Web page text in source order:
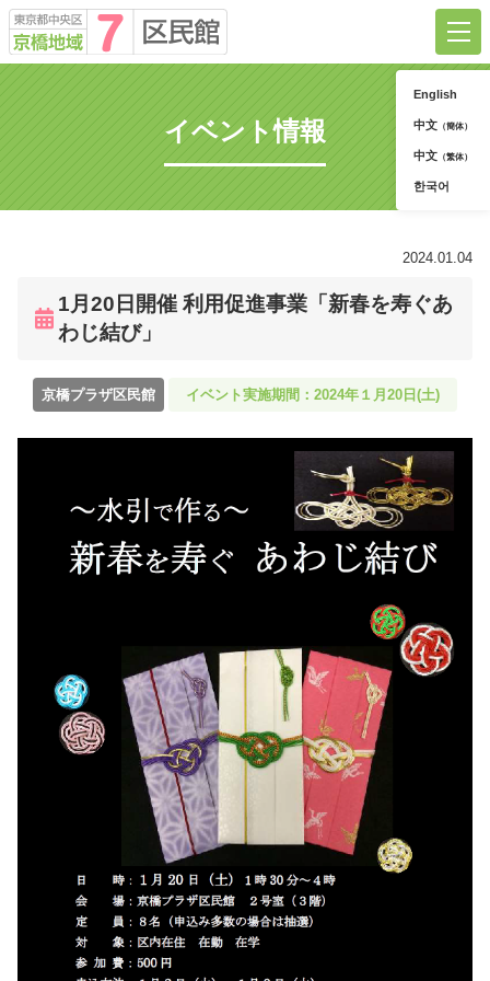
京橋地域7区民館について
ご利用方法
お問合せ
予約システム
English
中文 （簡体）
中文 （繁体）
한국어
イベント情報
2024.01.04
1月20日開催 利用促進事業「新春を寿ぐあ
わじ結び」
京橋プラザ区民館 イベント実施期間：2024年１月20日(土)